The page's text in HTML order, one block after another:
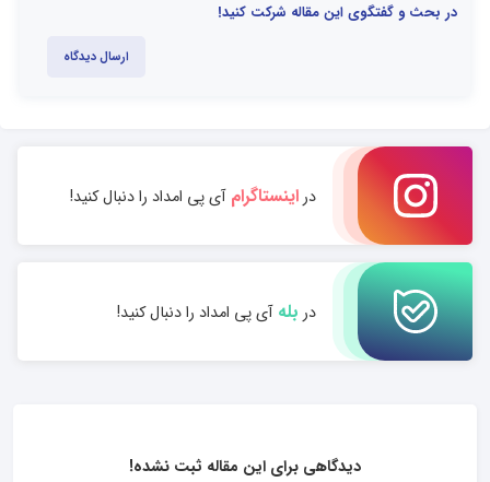
در بحث و گفتگوی این مقاله شرکت کنید!
ارسال دیدگاه
دراینستاگرامآی پی امداد را دنبال کنید!
در بلهآی پی امداد را دنبال کنید!
دیدگاهی برای این مقاله ثبت نشده!